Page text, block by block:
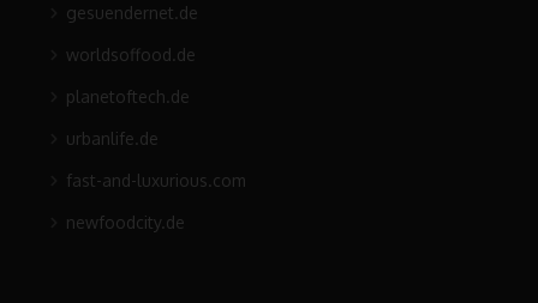
gesuendernet.de
worldsoffood.de
planetoftech.de
urbanlife.de
fast-and-luxurious.com
newfoodcity.de